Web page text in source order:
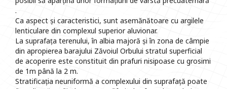
.
Ca aspect și caracteristici, sunt asemănătoare cu argilele
lenticulare din complexul superior aluvionar.
La suprafața terenului, în albia majoră și în zona de câmpie
din apropierea barajului Zăvoiul Orbului stratul superficial
de acoperire este constituit din prafuri nisipoase cu grosimi
de 1m până la 2 m.
Stratificația neuniformă a complexului din suprafață poate